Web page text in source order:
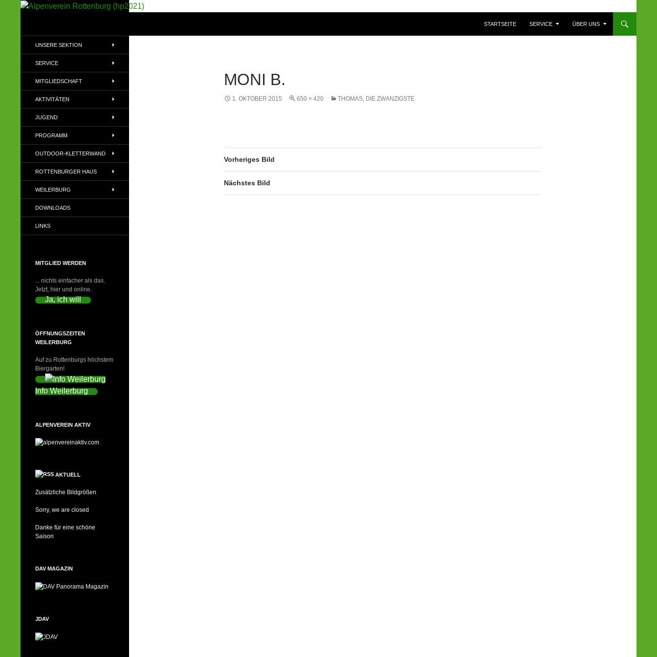
STARTSEITE
SERVICE ÜBER UNS
MONI B.
1. OKTOBER 2015 650 × 420 THOMAS, DIE ZWANZIGSTE
Vorheriges Bild
Nächstes Bild
(DAV)
UNSERE SEKTION
SERVICE
MITGLIEDSCHAFT
AKTIVITÄTEN
JUGEND
PROGRAMM
OUTDOOR-KLETTERWAND
ROTTENBURGER HAUS
WEILERBURG
DOWNLOADS
LINKS
MITGLIED WERDEN
... nichts einfacher als das.
Jetzt, hier und online.
Ja, ich will
ÖFFNUNGSZEITEN
WEILERBURG
Auf zu Rottenburgs höchstem
Biergarten!
Info Weilerburg
ALPENVEREIN AKTIV
AKTUELL
Zusätzliche Bildgrößen
Sorry, we are closed
Danke für eine schöne
Saison
DAV MAGAZIN
JDAV